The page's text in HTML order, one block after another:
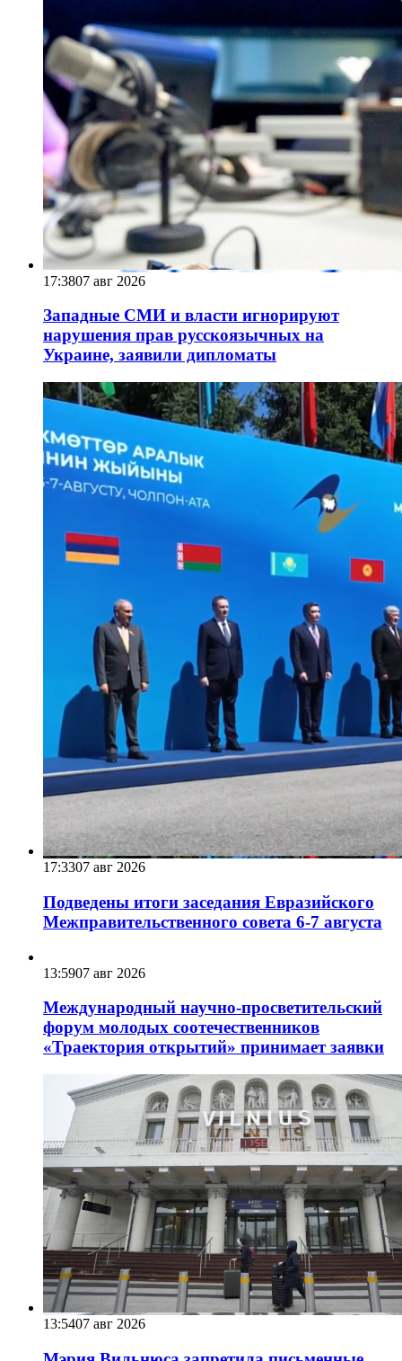
17:3807 авг 2026
Западные СМИ и власти игнорируют
нарушения прав русскоязычных на
Украине, заявили дипломаты
17:3307 авг 2026
Подведены итоги заседания Евразийского
Межправительственного совета 6-7 августа
13:5907 авг 2026
Международный научно-просветительский
форум молодых соотечественников
«Траектория открытий» принимает заявки
13:5407 авг 2026